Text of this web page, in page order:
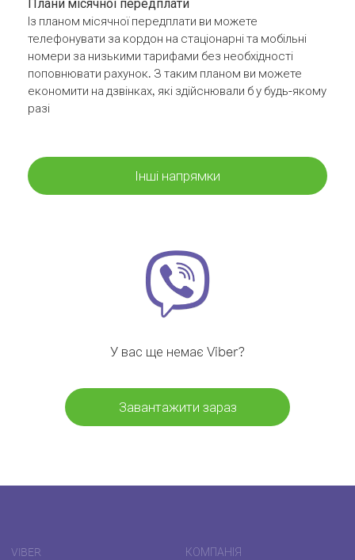
Плани місячної передплати
Із планом місячної передплати ви можете
телефонувати за кордон на стаціонарні та мобільні
номери за низькими тарифами без необхідності
поповнювати рахунок. З таким планом ви можете
економити на дзвінках, які здійснювали б у будь-якому
разі
Інші напрямки
У вас ще немає Viber?
Завантажити зараз
VIBER КОМПАНІЯ